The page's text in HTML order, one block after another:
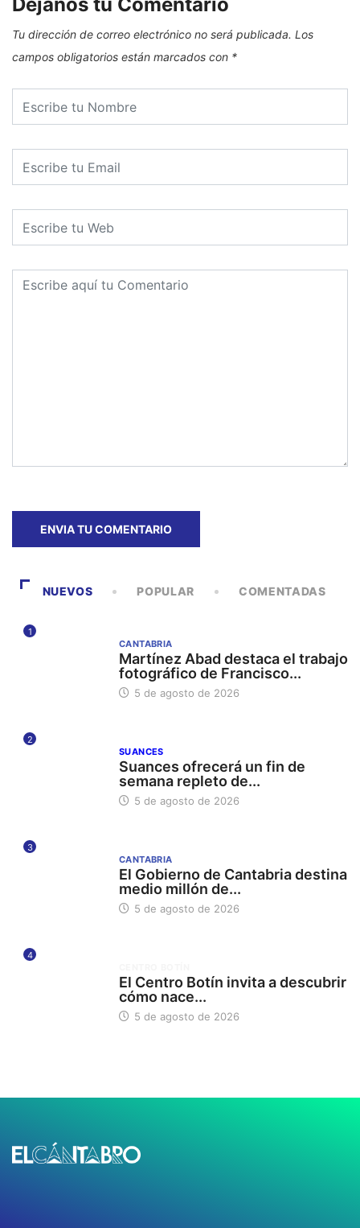
Tu dirección de correo electrónico no será publicada. Los
campos obligatorios están marcados con *
NUEVOS POPULAR COMENTADAS
1
CANTABRIA
Martínez Abad destaca el trabajo
fotográfico de Francisco...
5 de agosto de 2026
2
SUANCES
Suances ofrecerá un fin de
semana repleto de...
5 de agosto de 2026
3
CANTABRIA
El Gobierno de Cantabria destina
medio millón de...
5 de agosto de 2026
4
El Centro Botín invita a descubrir
cómo nace...
5 de agosto de 2026